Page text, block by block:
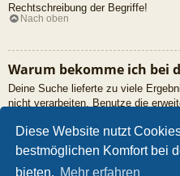
Diese Website nutzt
bestmöglichen Komfort bei
bieten. Mehr erfahren
Rechtschreibung der Begriffe!
Nach oben
Warum bekomme ich bei
Deine Suche lieferte zu viele
nicht verarbeiten. Benutze die
Suchbegriffe ein oder beschränke
Nach oben